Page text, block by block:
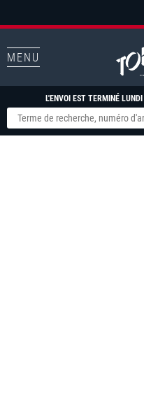
MENU
L'ENVOI EST TERMINÉ LUNDI